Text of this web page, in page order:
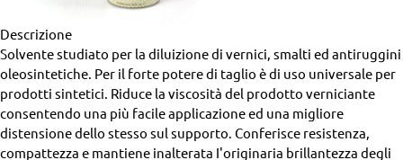
Descrizione
Solvente studiato per la diluizione di vernici, smalti ed antiruggini
oleosintetiche. Per il forte potere di taglio è di uso universale per
prodotti sintetici. Riduce la viscosità del prodotto verniciante
consentendo una più facile applicazione ed una migliore
distensione dello stesso sul supporto. Conferisce resistenza,
compattezza e mantiene inalterata I'originaria brillantezza degli